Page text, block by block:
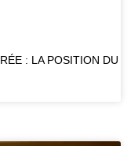
: LA POSITION DU